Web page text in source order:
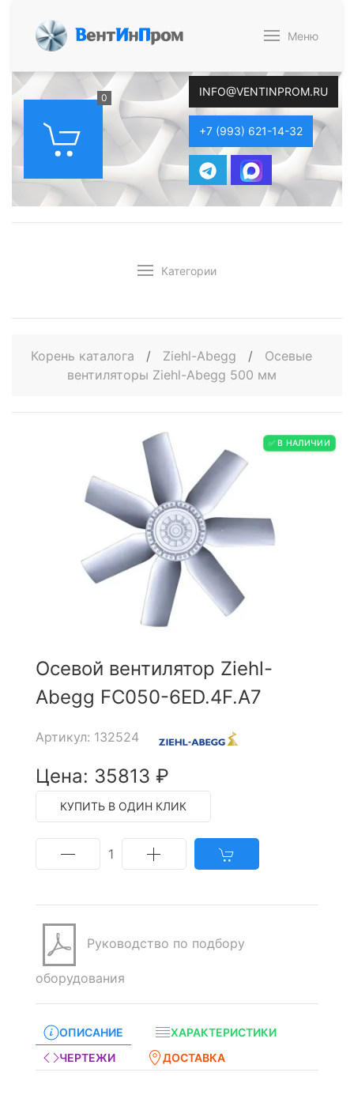
ВентИнПром Меню
0 INFO@VENTINPROM.RU
+7 (993) 621-14-32
Категории
Корень каталога / Ziehl-Abegg /
Осевые
вентиляторы Ziehl-Abegg 500 мм
✅ В НАЛИЧИИ
Осевой вентилятор Ziehl-
Abegg FC050-6ED.4F.A7
Артикул: 132524
Цена: 35813 ₽
КУПИТЬ В ОДИН КЛИК
1
Руководство по подбору
оборудования
ОПИСАНИЕ
ХАРАКТЕРИСТИКИ
ЧЕРТЕЖИ
ДОСТАВКА